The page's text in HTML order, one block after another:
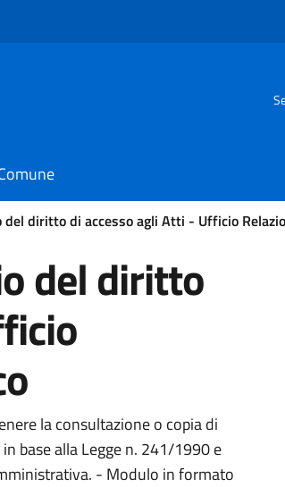
del diritto di accesso agli Atti - Ufficio
del diritto
la consultazione o copia di
base alla Legge n. 241/1990 e
- Modulo in formato